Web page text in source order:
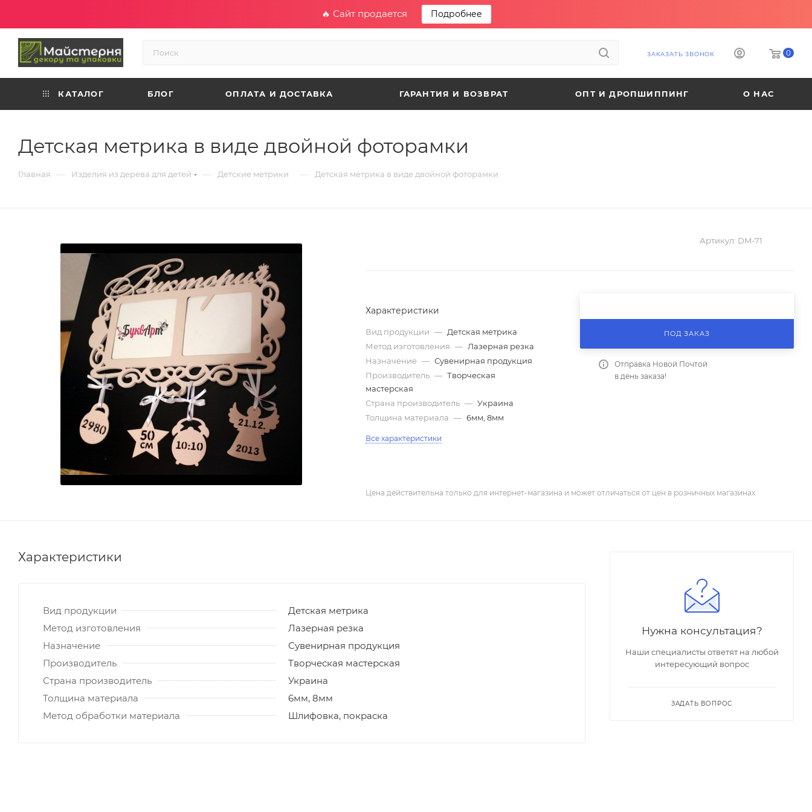
🔥 Сайт продается Подробнее
ЗАКАЗАТЬ ЗВОНОК 0
КАТАЛОГ БЛОГ ОПЛАТА И ДОСТАВКА ГАРАНТИЯ И ВОЗВРАТ ОПТ И ДРОПШИППИНГ О НАС
Детская метрика в виде двойной фоторамки
Главная — Изделия из дерева для детей — Детские метрики — Детская метрика в виде двойной фоторамки
Артикул: DM-71
Характеристики
Вид продукции — Детская метрика
Метод изготовления — Лазерная резка
Назначение — Сувенирная продукция
Производитель — Творческая
мастерская
Страна производитель — Украина
Толщина материала — 6мм, 8мм
Все характеристики
ПОД ЗАКАЗ
Отправка Новой Почтой
в день заказа!
Цена действительна только для интернет-магазина и может отличаться от цен в розничных магазинах
Характеристики
Вид продукции
Детская метрика
Метод изготовления
Лазерная резка
Назначение
Сувенирная продукция
Производитель
Творческая мастерская
Страна производитель
Украина
Толщина материала
6мм, 8мм
Метод обработки материала
Шлифовка, покраска
Нужна консультация?
Наши специалисты ответят на любой
интересующий вопрос
ЗАДАТЬ ВОПРОС